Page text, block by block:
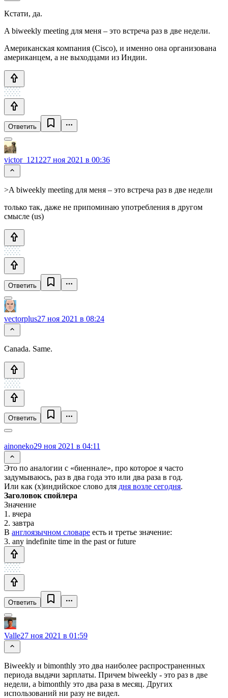
Кстати, да.
A biweekly meeting для меня – это встреча раз в две недели.
Американская компания (Cisco), и именно она организована
американцем, а не выходцами из Индии.
Ответить
victor_121227 ноя 2021 в 00:36
>A biweekly meeting для меня – это встреча раз в две недели
только так, даже не припоминаю употребления в другом
смысле (us)
Ответить
vectorplus27 ноя 2021 в 08:24
Canada. Same.
Ответить
ainoneko29 ноя 2021 в 04:11
Это по аналогии с «биеннале», про которое я часто
задумываюсь, раз в два года это или два раза в год.
Или как (х)индийское слово для дня возле сегодня.
Заголовок спойлера
Значение
1. вчера
2. завтра
В англоязычном словаре есть и третье значение:
3. any indefinite time in the past or future
Ответить
Valle27 ноя 2021 в 01:59
Biweekly и bimonthly это два наиболее распространенных
периода выдачи зарплаты. Причем biweekly - это раз в две
недели, а bimonthly это два раза в месяц. Других
использований ни разу не видел.